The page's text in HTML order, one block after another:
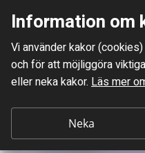
Mellanskånes Renhållnings
Information om
Vi använder kakor
och för att möjlig­göra
eller neka kakor. Läs mer
Neka